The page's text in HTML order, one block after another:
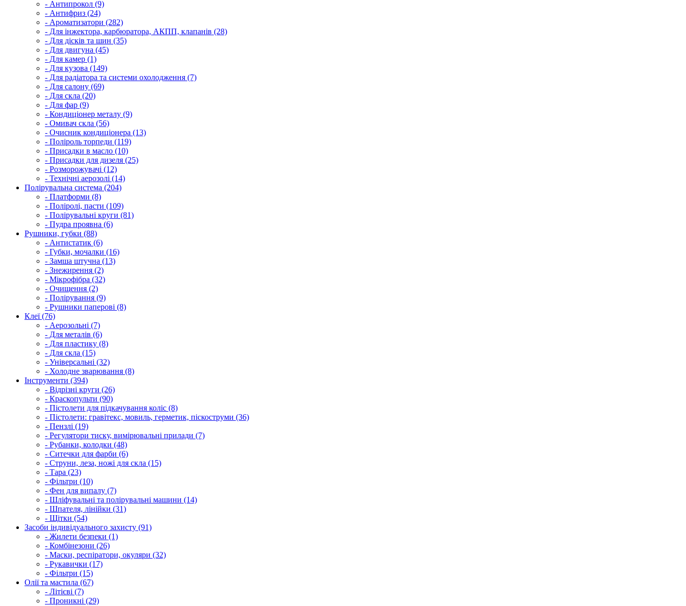
- Антипрокол (9)
- Антифриз (24)
- Ароматизатори (282)
- Для інжектора, карбюратора, АКПП, клапанів (28)
- Для дісків та шин (35)
- Для двигуна (45)
- Для камер (1)
- Для кузова (149)
- Для радіатора та системи охолодження (7)
- Для салону (69)
- Для скла (20)
- Для фар (9)
- Кондиціонер металу (9)
- Омивач скла (56)
- Очисник кондиціонера (13)
- Поліроль торпеди (119)
- Присадки в масло (10)
- Присадки для дизеля (25)
- Розморожувачі (12)
- Технічні аерозолі (14)
Полірувальна система (204)
- Платформи (8)
- Поліролі, пасти (109)
- Полірувальні круги (81)
- Пудра проявна (6)
Рушники, губки (88)
- Антистатик (6)
- Губки, мочалки (16)
- Замша штучна (13)
- Знежирення (2)
- Мікрофібра (32)
- Очищення (2)
- Полірування (9)
- Рушники паперові (8)
Клеї (76)
- Аерозольні (7)
- Для металів (6)
- Для пластику (8)
- Для скла (15)
- Універсальні (32)
- Холодне зварювання (8)
Інструменти (394)
- Відрізні круги (26)
- Краскопульти (90)
- Пістолети для підкачування коліс (8)
- Пістолети: гравітекс, мовиль, герметик, піскоструми (36)
- Пензлі (19)
- Регулятори тиску, вимірювальні прилади (7)
- Рубанки, колодки (48)
- Ситечки для фарби (6)
- Струни, леза, ножі для скла (15)
- Тара (23)
- Фільтри (10)
- Фен для випалу (7)
- Шліфувальні та полірувальні машини (14)
- Шпателя, лінійки (31)
- Щітки (54)
Засоби індивідуального захисту (91)
- Жилети безпеки (1)
- Комбінезони (26)
- Маски, респіратори, окуляри (32)
- Рукавички (17)
- Фільтри (15)
Олії та мастила (67)
- Літієві (7)
- Проникні (29)